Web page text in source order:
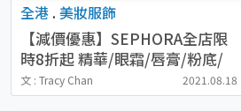
全港 . 美妝服飾
【減價優惠】SEPHORA全店限
時8折起 精華/眼霜/唇膏/粉底/
香水
文 : Tracy Chan 2021.08.18